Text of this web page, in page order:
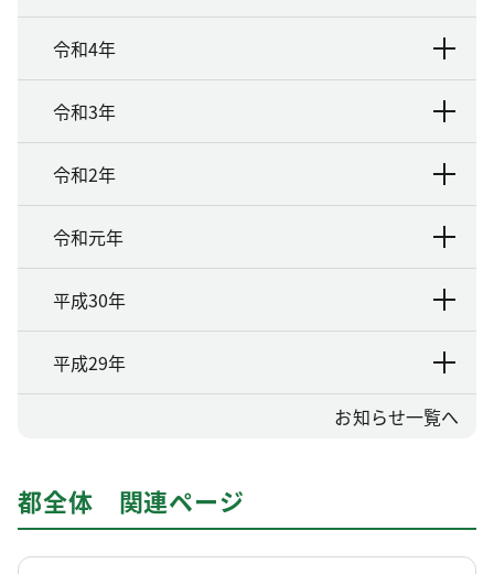
令和4年
令和3年
令和2年
令和元年
平成30年
平成29年
お知らせ一覧へ
都全体 関連ページ